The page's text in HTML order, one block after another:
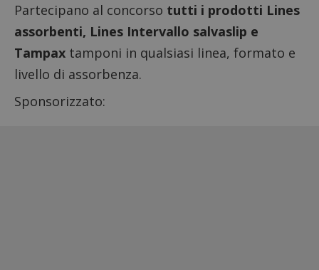
Partecipano al concorso tutti i prodotti Lines
assorbenti, Lines Intervallo salvaslip e
Tampax tamponi in qualsiasi linea, formato e
livello di assorbenza.
Sponsorizzato: